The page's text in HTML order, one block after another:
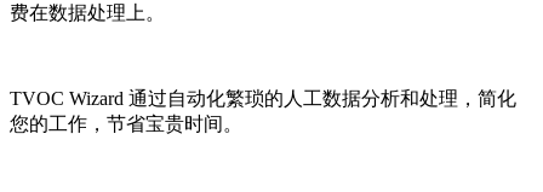
费在数据处理上。
TVOC Wizard 通过自动化繁琐的人工数据分析和处理，简化
您的工作，节省宝贵时间。